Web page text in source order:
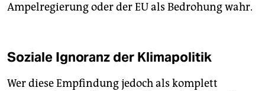
Ampelregierung oder der EU als Bedrohung wahr.
Soziale Ignoranz der Klimapolitik
Wer diese Empfindung jedoch als komplett